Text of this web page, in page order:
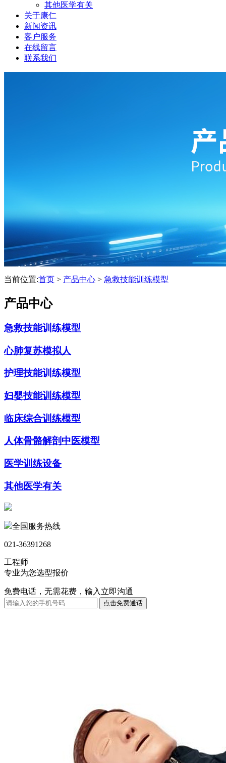
其他医学有关
关于康仁
新闻资讯
客户服务
在线留言
联系我们
当前位置:首页 > 产品中心 > 急救技能训练模型
产品中心
急救技能训练模型
心肺复苏模拟人
护理技能训练模型
妇婴技能训练模型
临床综合训练模型
人体骨骼解剖中医模型
医学训练设备
其他医学有关
全国服务热线
021-36391268
工程师
专业为您选型报价
免费电话，无需花费，输入立即沟通